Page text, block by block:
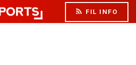
FIL INFO